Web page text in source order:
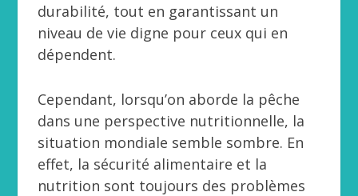
durabilité, tout en garantissant un
niveau de vie digne pour ceux qui en
dépendent.
Cependant, lorsqu’on aborde la pêche
dans une perspective nutritionnelle, la
situation mondiale semble sombre. En
effet, la sécurité alimentaire et la
nutrition sont toujours des problèmes